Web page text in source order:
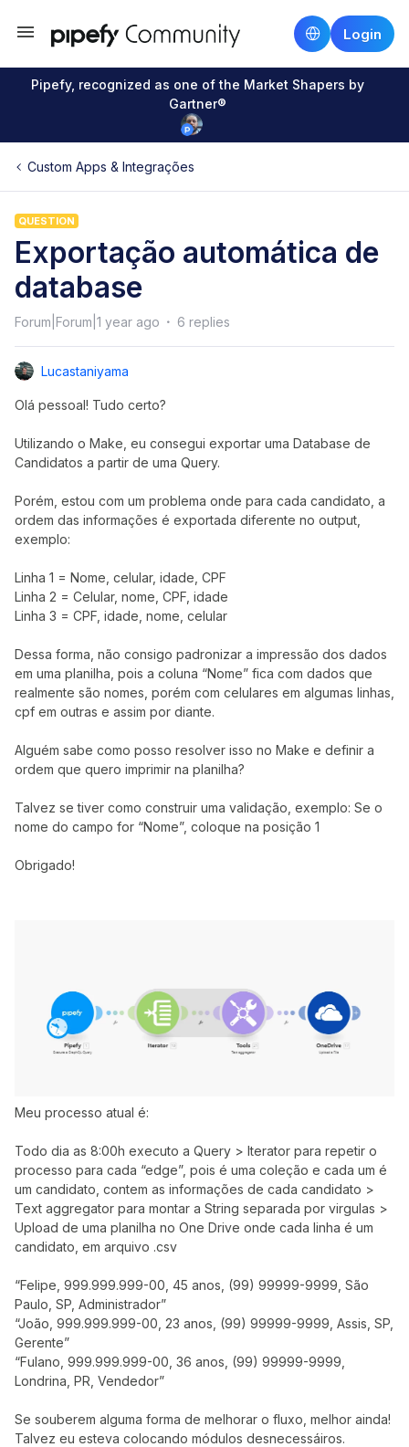
Login
Pipefy, recognized as one of the Market Shapers by
Gartner®
Custom Apps & Integrações
QUESTION
Exportação automática de
database
Forum|Forum|1 year ago 6 replies
Lucastaniyama
Olá pessoal! Tudo certo?
Utilizando o Make, eu consegui exportar uma Database de
Candidatos a partir de uma Query.
Porém, estou com um problema onde para cada candidato, a
ordem das informações é exportada diferente no output,
exemplo:
Linha 1 = Nome, celular, idade, CPF
Linha 2 = Celular, nome, CPF, idade
Linha 3 = CPF, idade, nome, celular
Dessa forma, não consigo padronizar a impressão dos dados
em uma planilha, pois a coluna “Nome” fica com dados que
realmente são nomes, porém com celulares em algumas linhas,
cpf em outras e assim por diante.
Alguém sabe como posso resolver isso no Make e definir a
ordem que quero imprimir na planilha?
Talvez se tiver como construir uma validação, exemplo: Se o
nome do campo for “Nome”, coloque na posição 1
Obrigado!
Meu processo atual é:
Todo dia as 8:00h executo a Query > Iterator para repetir o
processo para cada “edge”, pois é uma coleção e cada um é
um candidato, contem as informações de cada candidato >
Text aggregator para montar a String separada por virgulas >
Upload de uma planilha no One Drive onde cada linha é um
candidato, em arquivo .csv
“Felipe, 999.999.999-00, 45 anos, (99) 99999-9999, São
Paulo, SP, Administrador”
“João, 999.999.999-00, 23 anos, (99) 99999-9999, Assis, SP,
Gerente”
“Fulano, 999.999.999-00, 36 anos, (99) 99999-9999,
Londrina, PR, Vendedor”
Se souberem alguma forma de melhorar o fluxo, melhor ainda!
Talvez eu esteva colocando módulos desnecessáiros.